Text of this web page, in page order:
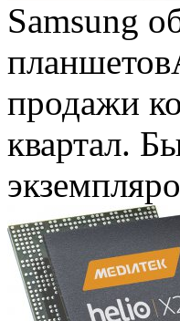
Samsung
планшетов
продажи
квартал.